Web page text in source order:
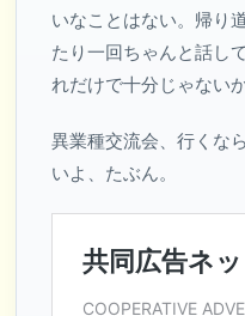
いなことはない。帰り
たり一回ちゃんと話し
れだけで十分じゃない
異業種交流会、行くな
いよ、たぶん。